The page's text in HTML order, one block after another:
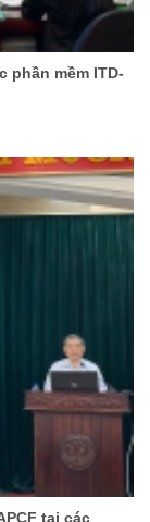
mềm ITD-
tại các